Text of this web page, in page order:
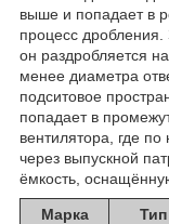
выше и попадает в
процесс дробления.
он раздробляется
менее диаметра
подситовое
попадает в
вентилятора, где
через выпускной
ёмкость,
Марка Тип